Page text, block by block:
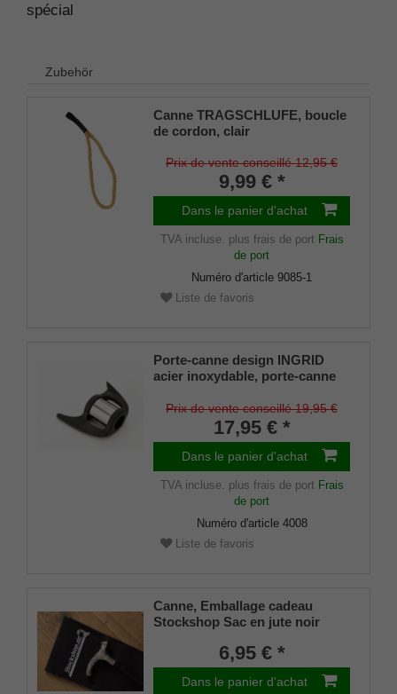
spécial
Zubehör
Canne TRAGSCHLUFE, boucle
de cordon, clair
Prix de vente conseillé 12,95 €
9,99 € *
Dans le panier d'achat
TVA incluse. plus frais de port Frais
de port
Numéro d'article 9085-1
Liste de favoris
Porte-canne design INGRID
acier inoxydable, porte-canne
22mm), caoutchouc souple
Prix de vente conseillé 19,95 €
17,95 € *
Dans le panier d'achat
TVA incluse. plus frais de port Frais
de port
Numéro d'article 4008
Liste de favoris
Canne, Emballage cadeau
Stockshop Sac en jute noir
6,95 € *
Dans le panier d'achat